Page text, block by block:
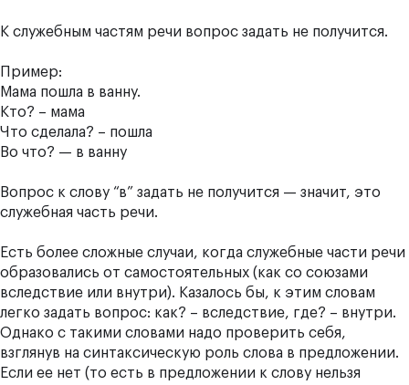
К служебным частям речи вопрос задать не получится.
Пример:
Мама пошла в ванну.
Кто? – мама
Что сделала? – пошла
Во что? — в ванну
Вопрос к слову “в” задать не получится — значит, это
служебная часть речи.
Есть более сложные случаи, когда служебные части речи
образовались от самостоятельных (как со союзами
вследствие или внутри). Казалось бы, к этим словам
легко задать вопрос: как? – вследствие, где? – внутри.
Однако с такими словами надо проверить себя,
взглянув на синтаксическую роль слова в предложении.
Если ее нет (то есть в предложении к слову нельзя